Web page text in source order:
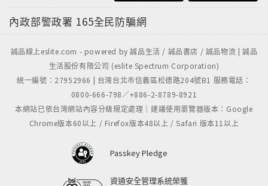
內政部警政署 165全民防騙網
誠品線上eslite.com - powered by 誠品生活 / 誠品書店 / 誠品物流 | 誠品
生活股份有限公司 (eslite Spectrum Corporation)
統一編號：27952966 | 台灣台北市信義區松德路204號B1 服務電話：
0800-666-798／+886-2-8789-8921
本網站已依台灣網站內容分級規定處理｜建議使用瀏覽器版本：Google
Chrome版本60以上 / Firefox版本48以上 / Safari 版本11以上
Passkey Pledge
資通安全管理系統榮獲